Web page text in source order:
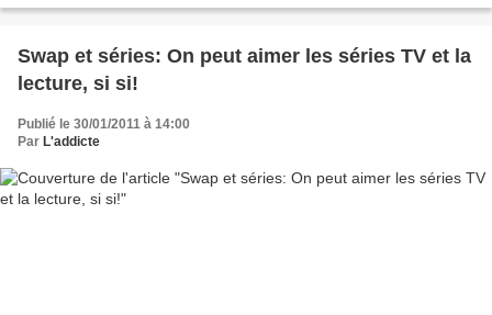
Swap et séries: On peut aimer les séries TV et la
lecture, si si!
Publié le 30/01/2011 à 14:00
Par L'addicte